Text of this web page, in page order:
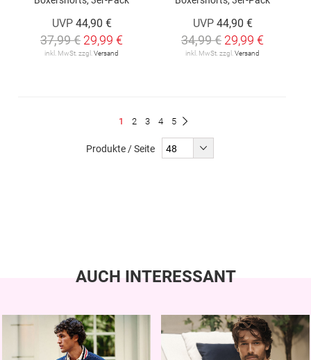
UVP 44,90 €
37,99 € 29,99 €
inkl. MwSt. zzgl. Versand
UVP 44,90 €
34,99 € 29,99 €
inkl. MwSt. zzgl. Versand
Du
1 Seite
2 Seite
3 Seite
4 Seite
5
Produkte / Seite
AUCH INTERESSANT